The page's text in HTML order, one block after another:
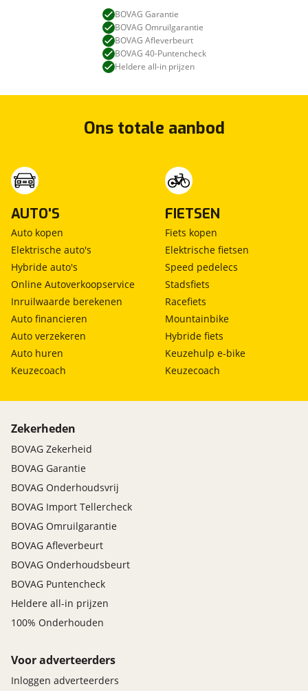
BOVAG Garantie
BOVAG Omruilgarantie
BOVAG Afleverbeurt
BOVAG 40-Puntencheck
Heldere all-in prijzen
Ons totale aanbod
AUTO'S
Auto kopen
Elektrische auto's
Hybride auto's
Online Autoverkoopservice
Inruilwaarde berekenen
Auto financieren
Auto verzekeren
Auto huren
Keuzecoach
FIETSEN
Fiets kopen
Elektrische fietsen
Speed pedelecs
Stadsfiets
Racefiets
Mountainbike
Hybride fiets
Keuzehulp e-bike
Keuzecoach
Zekerheden
BOVAG Zekerheid
BOVAG Garantie
BOVAG Onderhoudsvrij
BOVAG Import Tellercheck
BOVAG Omruilgarantie
BOVAG Afleverbeurt
BOVAG Onderhoudsbeurt
BOVAG Puntencheck
Heldere all-in prijzen
100% Onderhouden
Voor adverteerders
Inloggen adverteerders